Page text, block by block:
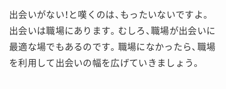
出会いがない！と嘆くのは、もったいないですよ。
出会いは職場にあります。むしろ、職場が出会いに
最適な場でもあるのです。職場になかったら、職場
を利用して出会いの幅を広げていきましょう。